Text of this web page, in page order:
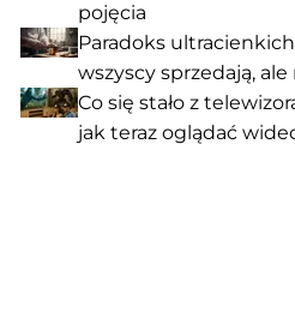
pojęcia
Paradoks
wszyscy sprzedają,
Co się stało z
jak teraz oglądać